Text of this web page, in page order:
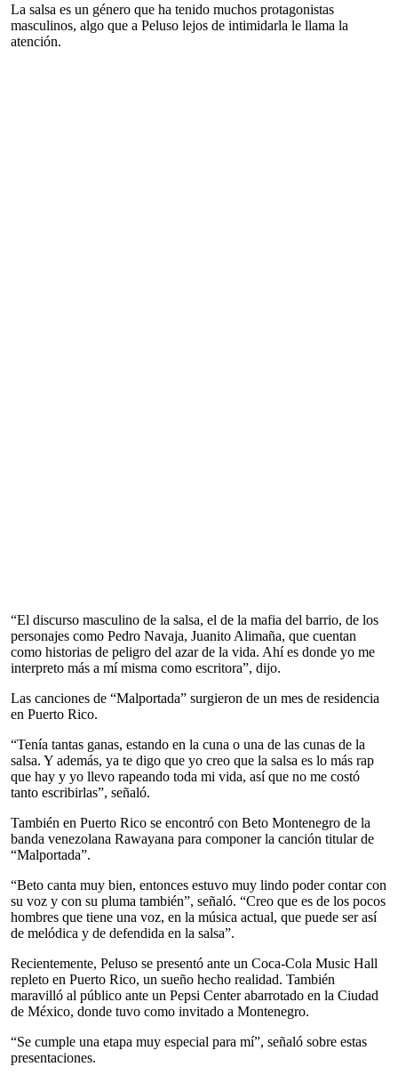
La salsa es un género que ha tenido muchos protagonistas
masculinos, algo que a Peluso lejos de intimidarla le llama la
atención.
“El discurso masculino de la salsa, el de la mafia del barrio, de los
personajes como Pedro Navaja, Juanito Alimaña, que cuentan
como historias de peligro del azar de la vida. Ahí es donde yo me
interpreto más a mí misma como escritora”, dijo.
Las canciones de “Malportada” surgieron de un mes de residencia
en Puerto Rico.
“Tenía tantas ganas, estando en la cuna o una de las cunas de la
salsa. Y además, ya te digo que yo creo que la salsa es lo más rap
que hay y yo llevo rapeando toda mi vida, así que no me costó
tanto escribirlas”, señaló.
También en Puerto Rico se encontró con Beto Montenegro de la
banda venezolana Rawayana para componer la canción titular de
“Malportada”.
“Beto canta muy bien, entonces estuvo muy lindo poder contar con
su voz y con su pluma también”, señaló. “Creo que es de los pocos
hombres que tiene una voz, en la música actual, que puede ser así
de melódica y de defendida en la salsa”.
Recientemente, Peluso se presentó ante un Coca-Cola Music Hall
repleto en Puerto Rico, un sueño hecho realidad. También
maravilló al público ante un Pepsi Center abarrotado en la Ciudad
de México, donde tuvo como invitado a Montenegro.
“Se cumple una etapa muy especial para mí”, señaló sobre estas
presentaciones.